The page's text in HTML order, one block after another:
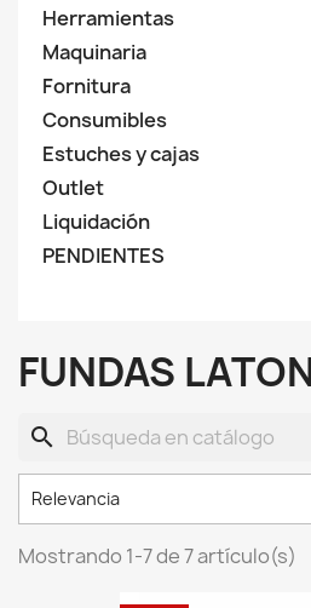
Herramientas
Maquinaria
Fornitura
Consumibles
Estuches y cajas
Outlet
Liquidación
PENDIENTES
FUNDAS
search
Relevancia
Mostrando 1-7 de 7 artículo(s)